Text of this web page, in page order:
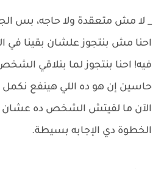
_ لا مش متعقدة ولا حاجه، بس
احنا مش بنتجوز علشان بقينا في
فيه! احنا بنتجوز لما بنلاقي
حاسين إن هو ده اللي هينفع نكمل
الآن ما لقيتش الشخص ده
الخطوة دي الإجابه بسيطة.